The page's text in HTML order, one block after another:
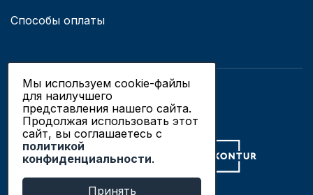
Способы оплаты
© 2019 - 2026 ООО «Сианово»
Политика конфиденциальности
Разработка сайтов в Новосибирске
Продвижение сайтов
Мы используем cookie-файлы
для наилучшего
представления нашего сайта.
Продолжая использовать этот
сайт, вы соглашаетесь c
политикой
конфиденциальности.
Принять